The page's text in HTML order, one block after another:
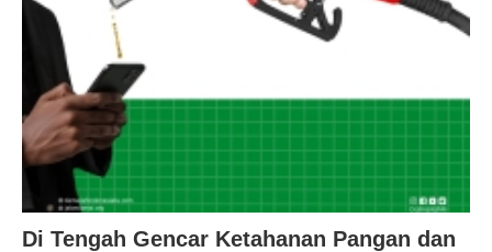
Di Tengah Gencar Ketahanan Pangan dan